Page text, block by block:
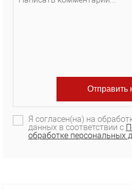
Я согласен(на) на
данных в соответствии с
обработке персональных